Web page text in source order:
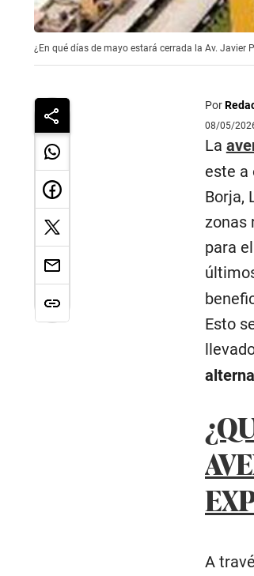
¿En qué días de mayo estará cerrada la Av. Javier
Por
08/05/
La
este a
Borja,
zonas
para
Esto
A